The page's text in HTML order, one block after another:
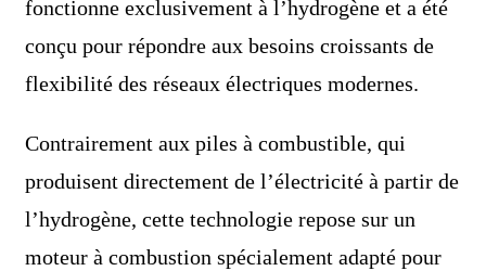
fonctionne exclusivement à l’hydrogène et a été
conçu pour répondre aux besoins croissants de
flexibilité des réseaux électriques modernes.
Contrairement aux piles à combustible, qui
produisent directement de l’électricité à partir de
l’hydrogène, cette technologie repose sur un
moteur à combustion spécialement adapté pour